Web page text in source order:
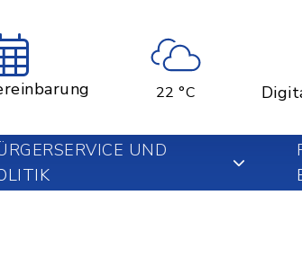
22 °C
UND